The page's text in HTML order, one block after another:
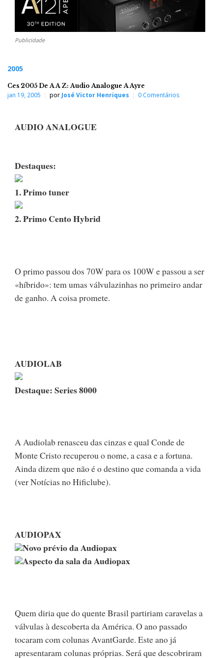
Publicidade
2005
Ces 2005 De A A Z: Audio Analogue A Ayre
jan 19, 2005 por José Victor Henriques 0 Comentários
AUDIO ANALOGUE
Destaques:
1. Primo tuner
2. Primo Cento Hybrid
O primo passou dos 70W para os 100W e passou a ser
«híbrido»: tem umas válvulazinhas no primeiro andar
de ganho. A coisa promete.
AUDIOLAB
Destaque: Series 8000
A Audiolab renasceu das cinzas e qual Conde de
Monte Cristo recuperou o nome, a casa e a fortuna.
Ainda dizem que não é o destino que comanda a vida
(ver Notícias no Hificlube).
AUDIOPAX
Novo prévio da Audiopax
Aspecto da sala da Audiopax
Quem diria que do quente Brasil partiriam caravelas a
válvulas à descoberta da América. O ano passado
tocaram com colunas AvantGarde. Este ano já
apresentaram colunas próprias. Será que descobriram